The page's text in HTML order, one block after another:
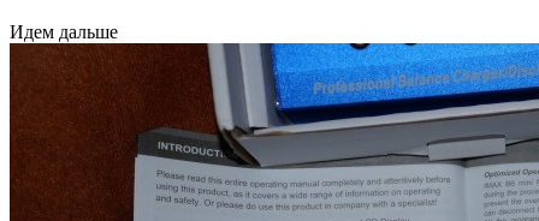
Идем дальше